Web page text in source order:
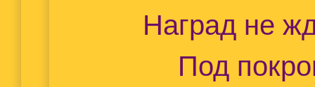
Наград не
Под